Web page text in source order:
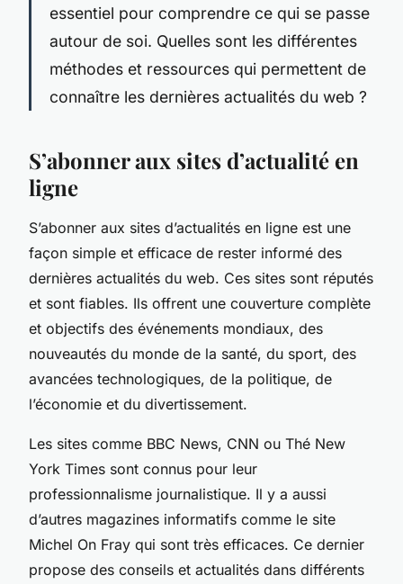
essentiel pour comprendre ce qui se passe
autour de soi. Quelles sont les différentes
méthodes et ressources qui permettent de
connaître les dernières actualités du web ?
S’abonner aux sites d’actualité en
ligne
S’abonner aux sites d’actualités en ligne est une
façon simple et efficace de rester informé des
dernières actualités du web. Ces sites sont réputés
et sont fiables. Ils offrent une couverture complète
et objectifs des événements mondiaux, des
nouveautés du monde de la santé, du sport, des
avancées technologiques, de la politique, de
l’économie et du divertissement.
Les sites comme BBC News, CNN ou Thé New
York Times sont connus pour leur
professionnalisme journalistique. Il y a aussi
d’autres magazines informatifs comme le site
Michel On Fray qui sont très efficaces. Ce dernier
propose des conseils et actualités dans différents